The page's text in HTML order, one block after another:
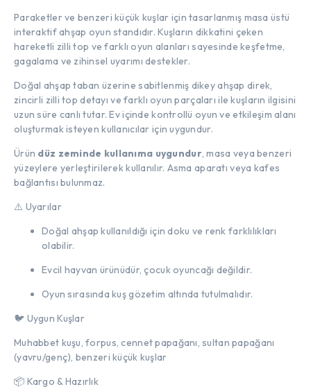
Paraketler ve benzeri küçük kuşlar için tasarlanmış masa üstü
interaktif ahşap oyun standıdır. Kuşların dikkatini çeken
hareketli zilli top ve farklı oyun alanları sayesinde keşfetme,
gagalama ve zihinsel uyarımı destekler.
Doğal ahşap taban üzerine sabitlenmiş dikey ahşap direk,
zincirli zilli top detayı ve farklı oyun parçaları ile kuşların ilgisini
uzun süre canlı tutar. Ev içinde kontrollü oyun ve etkileşim alanı
oluşturmak isteyen kullanıcılar için uygundur.
Ürün düz zeminde kullanıma uygundur, masa veya benzeri
yüzeylere yerleştirilerek kullanılır. Asma aparatı veya kafes
bağlantısı bulunmaz.
⚠️ Uyarılar
Doğal ahşap kullanıldığı için doku ve renk farklılıkları
olabilir.
Evcil hayvan ürünüdür, çocuk oyuncağı değildir.
Oyun sırasında kuş gözetim altında tutulmalıdır.
🐦 Uygun Kuşlar
Muhabbet kuşu, forpus, cennet papağanı, sultan papağanı
(yavru/genç), benzeri küçük kuşlar
📦 Kargo & Hazırlık